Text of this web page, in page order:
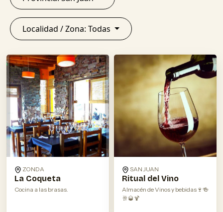
Localidad / Zona: Todas
ZONDA
La Coqueta
Cocina a las brasas.
SAN JUAN
Ritual del Vino
Almacén de Vinos y bebidas🍷🍻
🥂🥃🍹